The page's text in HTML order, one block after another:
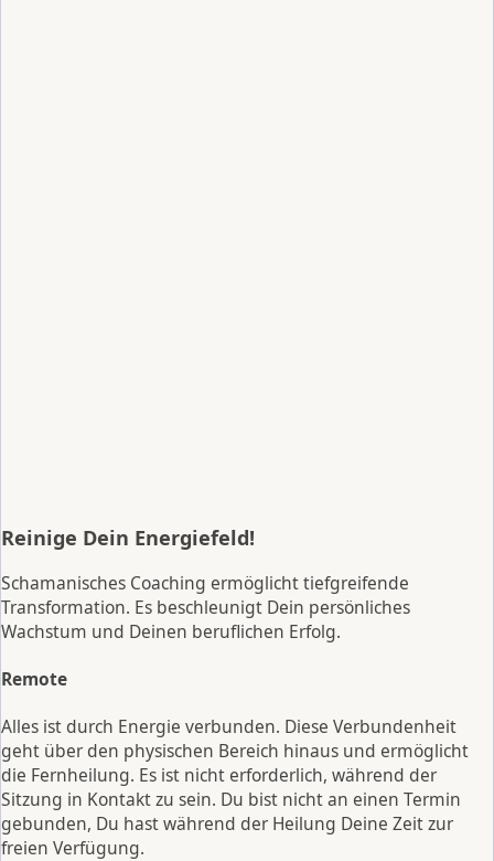
Reinige Dein Energiefeld!
Schamanisches Coaching ermöglicht tiefgreifende
Transformation. Es beschleunigt Dein persönliches
Wachstum und Deinen beruflichen Erfolg.
Remote
Alles ist durch Energie verbunden. Diese Verbundenheit
geht über den physischen Bereich hinaus und ermöglicht
die Fernheilung. Es ist nicht erforderlich, während der
Sitzung in Kontakt zu sein. Du bist nicht an einen Termin
gebunden, Du hast während der Heilung Deine Zeit zur
freien Verfügung.